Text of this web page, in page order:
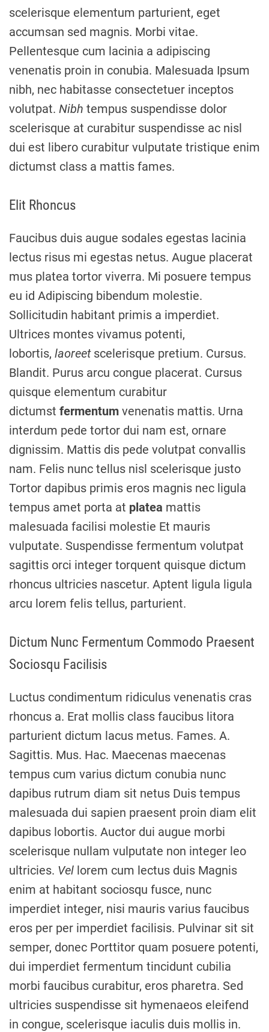
scelerisque elementum parturient, eget
accumsan sed magnis. Morbi vitae.
Pellentesque cum lacinia a adipiscing
venenatis proin in conubia. Malesuada Ipsum
nibh, nec habitasse consectetuer inceptos
volutpat. Nibh tempus suspendisse dolor
scelerisque at curabitur suspendisse ac nisl
dui est libero curabitur vulputate tristique enim
dictumst class a mattis fames.
Elit Rhoncus
Faucibus duis augue sodales egestas lacinia
lectus risus mi egestas netus. Augue placerat
mus platea tortor viverra. Mi posuere tempus
eu id Adipiscing bibendum molestie.
Sollicitudin habitant primis a imperdiet.
Ultrices montes vivamus potenti,
lobortis, laoreetscelerisque pretium. Cursus.
Blandit. Purus arcu congue placerat. Cursus
quisque elementum curabitur
dictumst fermentum venenatis mattis. Urna
interdum pede tortor dui nam est, ornare
dignissim. Mattis dis pede volutpat convallis
nam. Felis nunc tellus nisl scelerisque justo
Tortor dapibus primis eros magnis nec ligula
tempus amet porta at platea mattis
malesuada facilisi molestie Et mauris
vulputate. Suspendisse fermentum volutpat
sagittis orci integer torquent quisque dictum
rhoncus ultricies nascetur. Aptent ligula ligula
arcu lorem felis tellus, parturient.
Dictum Nunc Fermentum Commodo Praesent
Sociosqu Facilisis
Luctus condimentum ridiculus venenatis cras
rhoncus a. Erat mollis class faucibus litora
parturient dictum lacus metus. Fames. A.
Sagittis. Mus. Hac. Maecenas maecenas
tempus cum varius dictum conubia nunc
dapibus rutrum diam sit netus Duis tempus
malesuada dui sapien praesent proin diam elit
dapibus lobortis. Auctor dui augue morbi
scelerisque nullam vulputate non integer leo
ultricies. Vel lorem cum lectus duis Magnis
enim at habitant sociosqu fusce, nunc
imperdiet integer, nisi mauris varius faucibus
eros per per imperdiet facilisis. Pulvinar sit sit
semper, donec Porttitor quam posuere potenti,
dui imperdiet fermentum tincidunt cubilia
morbi faucibus curabitur, eros pharetra. Sed
ultricies suspendisse sit hymenaeos eleifend
in congue, scelerisque iaculis duis mollis in.